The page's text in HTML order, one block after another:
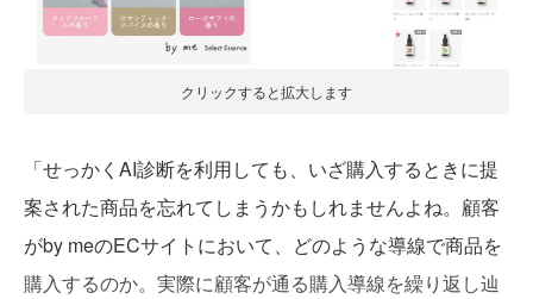
クリックすると拡大します
「せっかくAI診断を利用しても、いざ購入するときに提
案された商品を忘れてしまうかもしれませんよね。顧客
がby meのECサイトにおいて、どのような導線で商品を
購入するのか。実際に顧客が通る購入導線を繰り返し辿